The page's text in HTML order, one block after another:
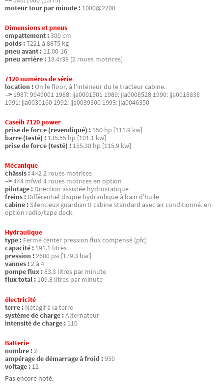
moteur tour par minute : 1000@2200
Dimensions et pneus
empattement :300 cm
poids :7221 à 8875 kg
pneu avant : 11.00-16
pneu arrière : 18.4r38 (2 roues motrices)
7120 numéros de série
location :On le floor, à l’intérieur du le tracteur cabine.
–> 1987: 9949001 1988: jja0001501 1989: jja0008528 1990: jja0018838
1991: jja0030160 1992: jja0039300 1993: jja0046350
Caseih 7120 power
prise de force (revendiqué) : 150 hp [111.9 kw]
barre (testé) : 135.55 hp [101.1 kw]
prise de force (testé) : 155.38 hp [115.9 kw]
Mécanique
châssis :4×2 2 roues motrices
–>4×4 mfwd 4 roues motrices en option
pilotage : Direction assistée hydrostatique
freins : Différentiel disque hydraulique à bain d’huile
cabine : Silencieux guardian II cabine standard avec air conditionné. en
option radio/tape deck.
Hydraulique
type : Fermé center pression flux compensé (pfc)
capacité : 191.1 litres
pression :2600 psi [179.3 bar]
vannes :2 à 4
pompe flux :83.3 litres par minute
flux total : 109.8 litres par minute
électricité
terre : Nétagif à la terre
système de charge :Alternateur
intensité de charge : 110
Batterie
nombre :2
ampérage de démarrage à froid :950
voltage : 12
Pas encore noté.